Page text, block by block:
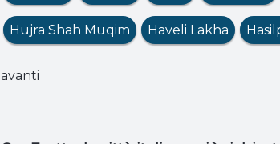
Hujra Shah Muqim Haveli Lakha
avanti